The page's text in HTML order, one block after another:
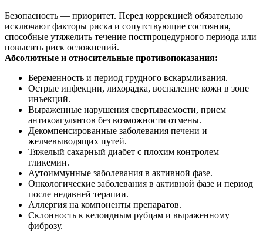
Безопасность — приоритет. Перед коррекцией обязательно
исключают факторы риска и сопутствующие состояния,
способные утяжелить течение постпроцедурного периода или
повысить риск осложнений.
Абсолютные и относительные противопоказания:
Беременность и период грудного вскармливания.
Острые инфекции, лихорадка, воспаление кожи в зоне
инъекций.
Выраженные нарушения свертываемости, прием
антикоагулянтов без возможности отмены.
Декомпенсированные заболевания печени и
желчевыводящих путей.
Тяжелый сахарный диабет с плохим контролем
гликемии.
Аутоиммунные заболевания в активной фазе.
Онкологические заболевания в активной фазе и период
после недавней терапии.
Аллергия на компоненты препаратов.
Склонность к келоидным рубцам и выраженному
фиброзу.